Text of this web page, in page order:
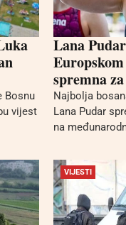
Bosnu
vijest
Lana
spremna
Najbolja
Lana Pudar
na
VIJESTI